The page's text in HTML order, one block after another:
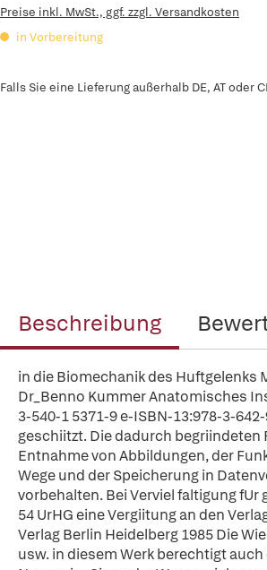
Preise inkl. MwSt., ggf. zzgl. Versandkosten
in Vorbereitung
Falls Sie eine Lieferung außerhalb DE, AT oder
Beschreibung
in die Biomechanik des Huftgelenks
Dr_Benno Kummer Anatomisches
3-540-1 5371-9 e-ISBN-13:978-3-
geschiitzt. Die dadurch begriindeten
Entnahme von Abbildungen, der
Wege und der Speicherung in
vorbehalten. Bei Verviel faltigung
54 UrHG eine Vergiitung an den
Verlag Berlin Heidelberg 1985 Die
usw. in diesem Werk berechtigt